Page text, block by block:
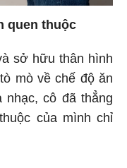
quen thuộc
sở hữu thân hình
mò về chế độ ăn
nhạc, cô đã thẳng
của mình chỉ